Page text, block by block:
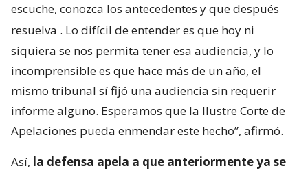
escuche, conozca los antecedentes y que después
resuelva . Lo difícil de entender es que hoy ni
siquiera se nos permita tener esa audiencia, y lo
incomprensible es que hace más de un año, el
mismo tribunal sí fijó una audiencia sin requerir
informe alguno. Esperamos que la Ilustre Corte de
Apelaciones pueda enmendar este hecho”, afirmó.
Así, la defensa apela a que anteriormente ya se